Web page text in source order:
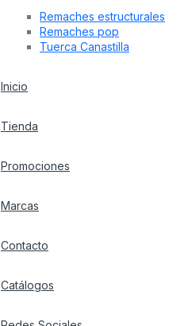
Remaches estructurales
Remaches pop
Tuerca Canastilla
Inicio
Tienda
Promociones
Marcas
Contacto
Catálogos